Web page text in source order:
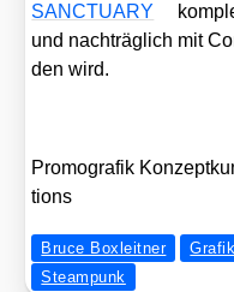
SANCTUARY
und nach­träg­lich mit
den wird.
Pro­mo­gra­fik
tions
Bruce Boxleitner Grafik
Steampunk